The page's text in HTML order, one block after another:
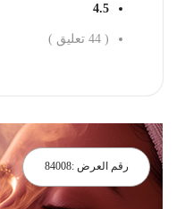
4.5
44 تعليق )
رقم العرض :84008